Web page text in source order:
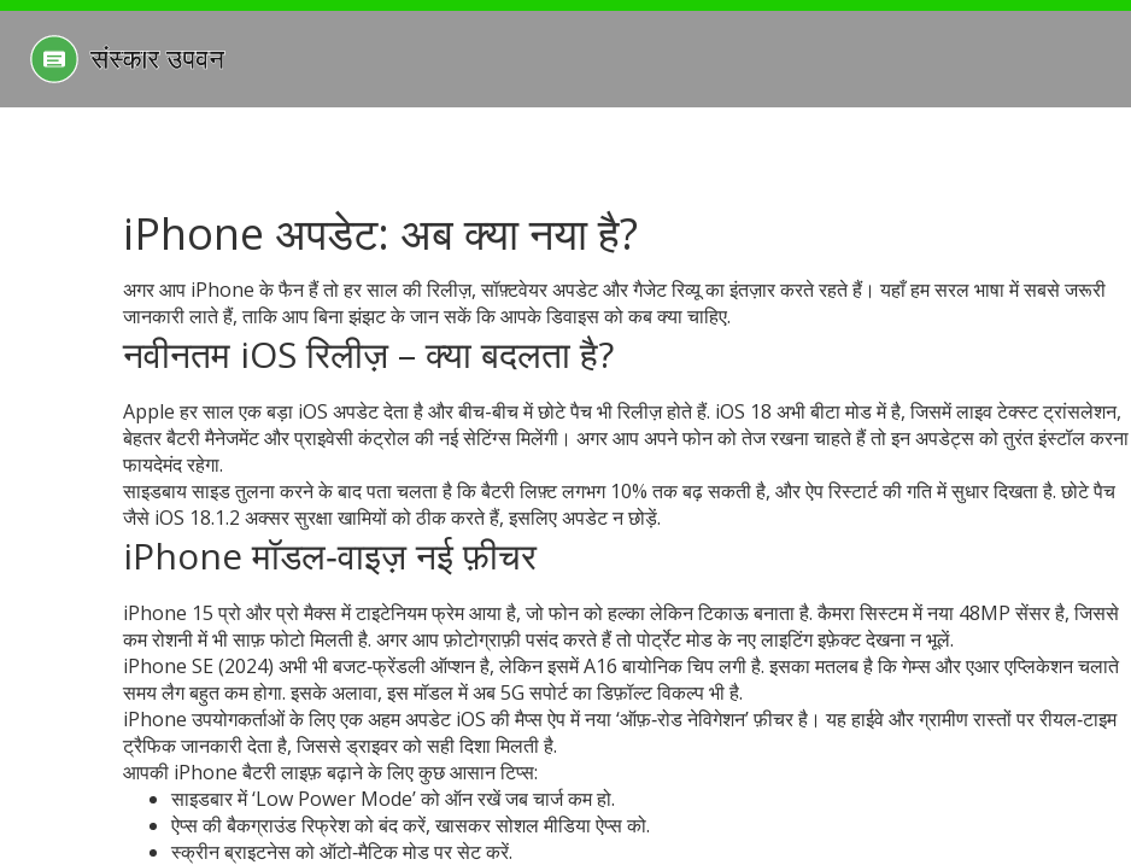
iPhone अपडेट: अब क्या नया है?
अगर आप iPhone के फैन हैं तो हर साल की रिलीज़, सॉफ़्टवेयर अपडेट और गैजेट रिव्यू का इंतज़ार करते रहते हैं। यहाँ हम सरल भाषा में सबसे जरूरी
जानकारी लाते हैं, ताकि आप बिना झंझट के जान सकें कि आपके डिवाइस को कब क्या चाहिए.
नवीनतम iOS रिलीज़ – क्या बदलता है?
Apple हर साल एक बड़ा iOS अपडेट देता है और बीच-बीच में छोटे पैच भी रिलीज़ होते हैं. iOS 18 अभी बीटा मोड में है, जिसमें लाइव टेक्स्ट ट्रांसलेशन,
बेहतर बैटरी मैनेजमेंट और प्राइवेसी कंट्रोल की नई सेटिंग्स मिलेंगी। अगर आप अपने फोन को तेज रखना चाहते हैं तो इन अपडेट्स को तुरंत इंस्टॉल करना
फायदेमंद रहेगा.
साइडबाय साइड तुलना करने के बाद पता चलता है कि बैटरी लिफ़्ट लगभग 10% तक बढ़ सकती है, और ऐप रिस्टार्ट की गति में सुधार दिखता है. छोटे पैच
जैसे iOS 18.1.2 अक्सर सुरक्षा खामियों को ठीक करते हैं, इसलिए अपडेट न छोड़ें.
iPhone मॉडल‑वाइज़ नई फ़ीचर
iPhone 15 प्रो और प्रो मैक्स में टाइटेनियम फ्रेम आया है, जो फोन को हल्का लेकिन टिकाऊ बनाता है. कैमरा सिस्टम में नया 48MP सेंसर है, जिससे
कम रोशनी में भी साफ़ फोटो मिलती है. अगर आप फ़ोटोग्राफ़ी पसंद करते हैं तो पोर्ट्रेट मोड के नए लाइटिंग इफ़ेक्ट देखना न भूलें.
iPhone SE (2024) अभी भी बजट‑फ्रेंडली ऑप्शन है, लेकिन इसमें A16 बायोनिक चिप लगी है. इसका मतलब है कि गेम्स और एआर एप्लिकेशन चलाते
समय लैग बहुत कम होगा. इसके अलावा, इस मॉडल में अब 5G सपोर्ट का डिफ़ॉल्ट विकल्प भी है.
iPhone उपयोगकर्ताओं के लिए एक अहम अपडेट iOS की मैप्स ऐप में नया ‘ऑफ़‑रोड नेविगेशन’ फ़ीचर है। यह हाईवे और ग्रामीण रास्तों पर रीयल‑टाइम
ट्रैफिक जानकारी देता है, जिससे ड्राइवर को सही दिशा मिलती है.
आपकी iPhone बैटरी लाइफ़ बढ़ाने के लिए कुछ आसान टिप्स:
साइडबार में ‘Low Power Mode’ को ऑन रखें जब चार्ज कम हो.
ऐप्स की बैकग्राउंड रिफ्रेश को बंद करें, खासकर सोशल मीडिया ऐप्स को.
स्क्रीन ब्राइटनेस को ऑटो‑मैटिक मोड पर सेट करें.